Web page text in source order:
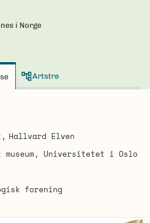
i Norge
Artstre
Hallvard Elven
Universitetet i Oslo
forening